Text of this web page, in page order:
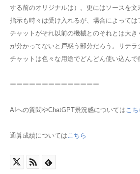
する前のオリジナルは）。更にはソースを文
指示も時々は受け入れるが、場合によって
チャットがそれ以前の機械とのそれとは大
が分かってないと戸惑う部分だろう。リテラ
チャットは色々な用途でどんどん使い込んで
ーーーーーーーーーーーーーー
AIへの質問やChatGPT景況感についてはこち
通算成績についてはこちら